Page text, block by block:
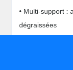
• Multi-support :
dégraissées